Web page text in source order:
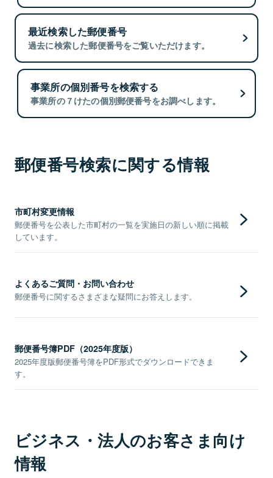
最近検索した郵便番号
過去に検索した郵便番号をご覧いただけます。
事業所の個別番号を検索する
事業所の７けたの個別郵便番号をお調べします。
郵便番号検索に関する情報
市町村変更情報
郵便番号を公表した市町村の一覧を実施日の新しい順に掲載
しています。
よくあるご質問・お問い合わせ
郵便番号に関するさまざまな疑問にお答えします。
郵便番号簿PDF（2025年度版）
2025年度版郵便番号簿をPDF形式でダウンロードできま
す。
ビジネス・法人のお客さま向け
情報